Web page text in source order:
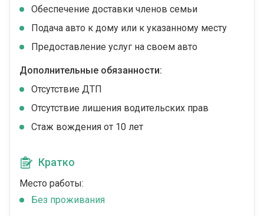
Обеспечение доставки членов семьи
Подача авто к дому или к указанному месту
Предоставление услуг на своем авто
Дополнительные обязанности:
Отсутствие ДТП
Отсутствие лишения водительских прав
Стаж вождения от 10 лет
Кратко
Место работы:
Без проживания